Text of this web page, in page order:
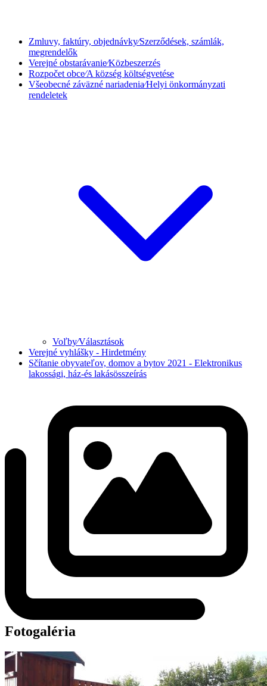
Zmluvy, faktúry, objednávky⁄Szerződések, számlák,
megrendelők
Verejné obstarávanie⁄Közbeszerzés
Rozpočet obce⁄A község költségvetése
Všeobecné záväzné nariadenia⁄Helyi önkormányzati
rendeletek
Voľby⁄Választások
Verejné vyhlášky - Hirdetmény
Sčítanie obyvateľov, domov a bytov 2021 - Elektronikus
lakossági, ház-és lakásösszeírás
Fotogaléria